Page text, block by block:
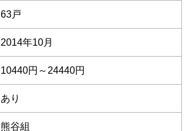
63戸
2014年10月
10440円～24440円
あり
熊谷組